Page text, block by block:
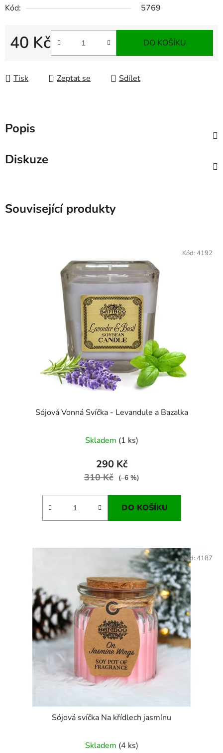
Kód:
5769
40 Kč
Měrná cena:
DO KOŠÍKU
Tisk Zeptat se Sdílet
Popis
Diskuze
Související produkty
Sójová Vonná Svíčka - Levandule a Bazalka
Skladem (1 ks)
290 Kč
310 Kč (–6 %)
DO KOŠÍKU
Kód: 4192
Sójová svíčka Na křídlech jasmínu
Skladem (4 ks)
Kód: 4187